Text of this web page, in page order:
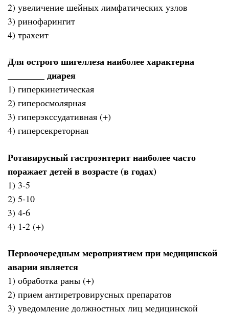
2) увеличение шейных лимфатических узлов
3) ринофарингит
4) трахеит
Для острого шигеллеза наиболее характерна
________ диарея
1) гиперкинетическая
2) гиперосмолярная
3) гиперэкссудативная (+)
4) гиперсекреторная
Ротавирусный гастроэнтерит наиболее часто
поражает детей в возрасте (в годах)
1) 3-5
2) 5-10
3) 4-6
4) 1-2 (+)
Первоочередным мероприятием при медицинской
аварии является
1) обработка раны (+)
2) прием антиретровирусных препаратов
3) уведомление должностных лиц медицинской